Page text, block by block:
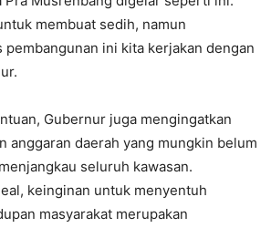
membuat sedih, namun
pembangunan ini kita kerjakan dengan
Gubernur juga mengingatkan
anggaran daerah yang mungkin belum
seluruh kawasan.
keinginan untuk menyentuh
masyarakat merupakan